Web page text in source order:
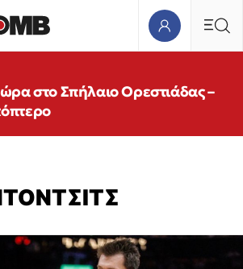
στο Σπήλαιο Ορεστιάδας –